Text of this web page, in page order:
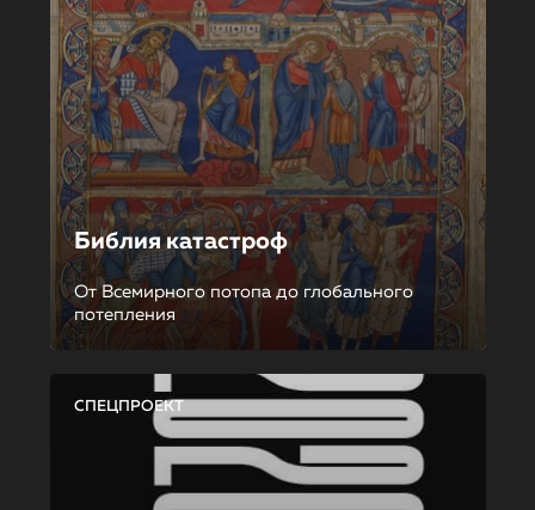
Библия катастроф
От Всемирного потопа до глобального
потепления
СПЕЦПРОЕКТ